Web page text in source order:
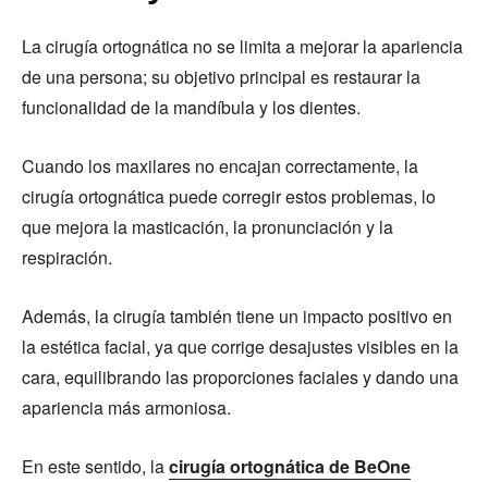
La cirugía ortognática no se limita a mejorar la apariencia
de una persona; su objetivo principal es restaurar la
funcionalidad de la mandíbula y los dientes.
Cuando los maxilares no encajan correctamente, la
cirugía ortognática puede corregir estos problemas, lo
que mejora la masticación, la pronunciación y la
respiración.
Además, la cirugía también tiene un impacto positivo en
la estética facial, ya que corrige desajustes visibles en la
cara, equilibrando las proporciones faciales y dando una
apariencia más armoniosa.
En este sentido, lacirugía ortognática de BeOne